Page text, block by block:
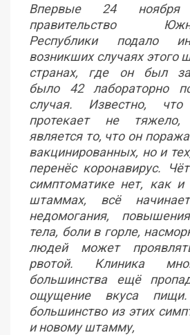
Впервые 24 ноября
правительство
Республики подало
возникших случаях этого
странах, где он был
было 42 лабораторно
случая. Известно,
протекает не тяжело,
является то, что он
вакцинированных, но и
перенёс коронавирус.
симптоматике нет, как и
штаммах, всё
недомогания,
тела, боли в горле,
людей может
рвотой. Клиника
большинства ещё
ощущение вкуса
большинство из этих
и новому штамму,